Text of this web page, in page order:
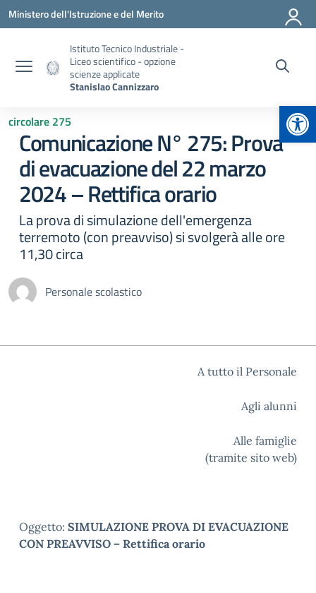
Vai ai contenuti
Vai al menu di navigazione
Vai al footer
Ministero dell'Istruzione e del Merito
Istituto Tecnico Industriale -
Liceo scientifico - opzione
scienze applicate
Stanislao Cannizzaro
circolare 275
Comunicazione N° 275: Prova
di evacuazione del 22 marzo
2024 – Rettifica orario
La prova di simulazione dell'emergenza
terremoto (con preavviso) si svolgerà alle ore
11,30 circa
Personale scolastico
A tutto il Personale
Agli alunni
Alle famiglie
(tramite sito web)
Oggetto: SIMULAZIONE PROVA DI EVACUAZIONE
CON PREAVVISO – Rettifica orario